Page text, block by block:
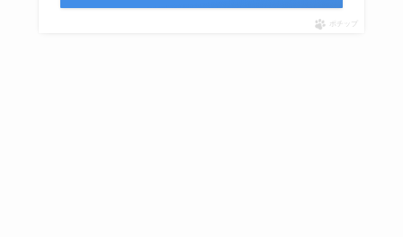
ポチップ